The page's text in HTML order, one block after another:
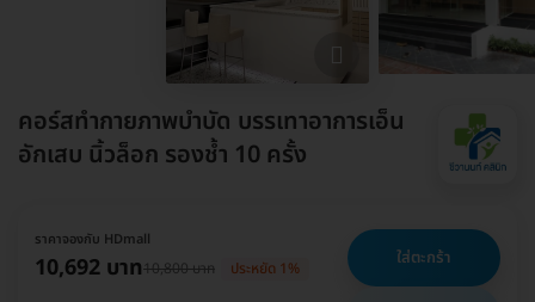
คอร์สทำกายภาพบำบัด บรรเทาอาการเอ็น
อักเสบ นิ้วล็อก รองช้ำ 10 ครั้ง
ราคาจองกับ HDmall
10,692 บาท10,800 บาท ประหยัด 1% ใส่ตะกร้า